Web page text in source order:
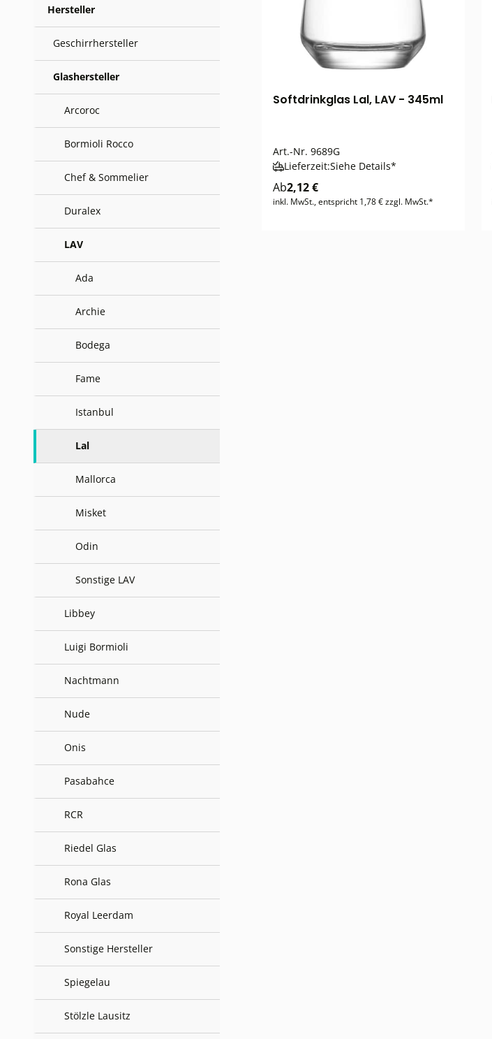
Hersteller
Geschirrhersteller
Glashersteller
Arcoroc
Bormioli Rocco
Chef & Sommelier
Duralex
LAV
Ada
Archie
Bodega
Fame
Istanbul
Lal
Mallorca
Misket
Odin
Sonstige LAV
Libbey
Luigi Bormioli
Nachtmann
Nude
Onis
Pasabahce
RCR
Riedel Glas
Rona Glas
Royal Leerdam
Sonstige Hersteller
Spiegelau
Stölzle Lausitz
Softdrinkglas Lal, LAV - 345ml
Art.-Nr. 9689G
Lieferzeit:Siehe Details*
Ab2,12 €
inkl. MwSt., entspricht 1,78 € zzgl. MwSt.*